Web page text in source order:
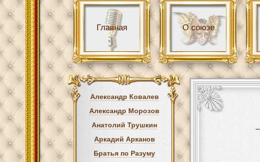
Главная О союзе
Александр Ковалев
Александр Морозов
Анатолий Трушкин
Аркадий Арканов
Братья по Разуму